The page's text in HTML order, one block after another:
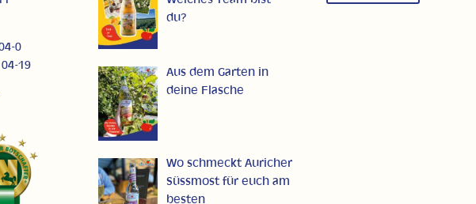
0
04-19
du?
Aus dem Garten in
deine Flasche
Wo schmeckt Auricher
Süssmost für euch am
besten